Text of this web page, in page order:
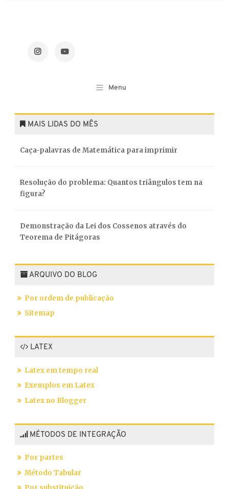
MAIS LIDAS DO MÊS
Caça-palavras de Matemática para imprimir
Resolução do problema: Quantos triângulos tem na
figura?
Demonstração da Lei dos Cossenos através do
Teorema de Pitágoras
ARQUIVO DO BLOG
Por ordem de publicação
Sitemap
LATEX
Latex em tempo real
Exemplos em Latex
Latex no Blogger
MÉTODOS DE INTEGRAÇÃO
Por partes
Método Tabular